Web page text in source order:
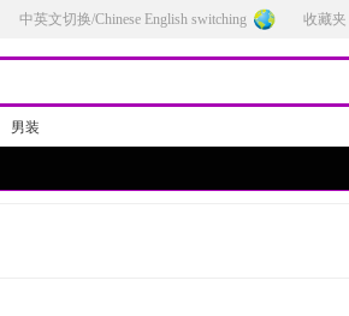
中英文切换/Chinese English switching 收藏夹
男装